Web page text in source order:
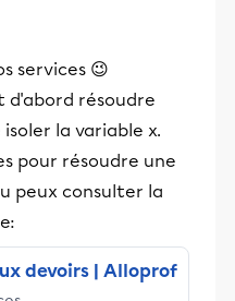
services 😉
d'abord résoudre
la variable x.
pour résoudre une
peux consulter la
devoirs | Alloprof